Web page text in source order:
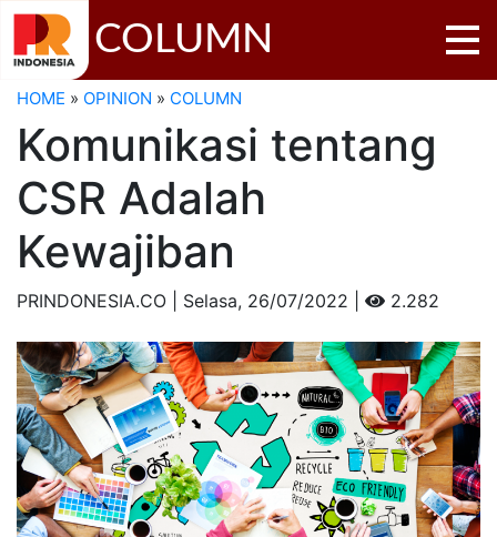
COLUMN
HOME » OPINION » COLUMN
Komunikasi tentang
CSR Adalah
Kewajiban
PRINDONESIA.CO | Selasa, 26/07/2022 | 2.282